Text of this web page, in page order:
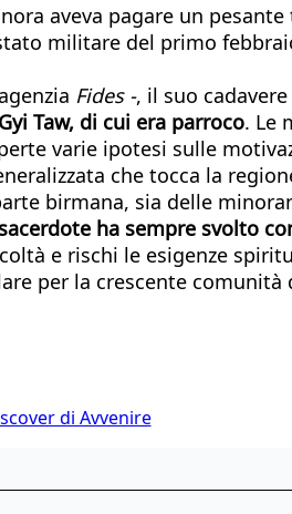
aveva pagare un
militare del primo
Fides -, il suo
Taw, di cui era parroco. Le
varie ipotesi sulle
che tocca la
birmana, sia delle
ha sempre svolto
e rischi le esigenze
per la crescente
di Avvenire